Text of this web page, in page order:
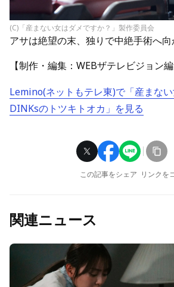
(C)「産まない女はダメですか？」製作委員会
アサは絶望の末、独りで中絶手術へ向
【制作・編集：WEBザテレビジョン編
Lemino(ネットもテレ東)で「産まな
DINKsのトツキトオカ」を見る
この記事をシェア リンクを
関連ニュース